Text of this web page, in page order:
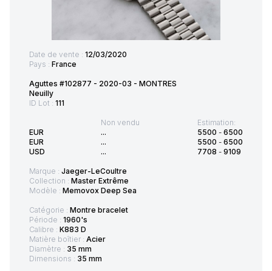
Date de vente : 12/03/2020
Pays : France
Aguttes #102877 - 2020-03 - MONTRES
Neuilly
ID Lot : 111
EUR
EUR
USD
Non vendu
...
...
...
Estimation:
5500 - 6500
5500 - 6500
7708 - 9109
Marque : Jaeger-LeCoultre
Collection : Master Extrême
Modèle : Memovox Deep Sea
Catégorie : Montre bracelet
Période : 1960's
Calibre : K883 D
Matière boîtier : Acier
Diamètre : 35 mm
Dimensions : 35 mm